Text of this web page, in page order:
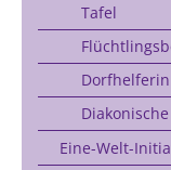
Tafel
Dorfhelferin
Eine-Welt-